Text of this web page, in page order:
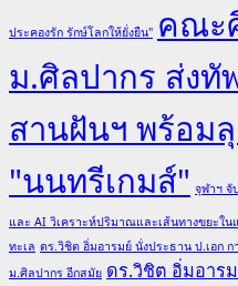
ประคองรัก รักษ์โลกให้ยั่งยืน" คณะ
ม.ศิลปากร ส่งทั
สานฝันฯ พร้อ
"นนทรีเกมส์" จุฬาฯ จั
และ AI วิเคราะห์ปริมาณและเส้นทางขยะใน
ทะเล ดร.วิชิต อิ่มอารมย์ นั่งประธาน ป.เอก
ม.ศิลปากร อีกสมัย ดร.วิชิต อิ่มอาร